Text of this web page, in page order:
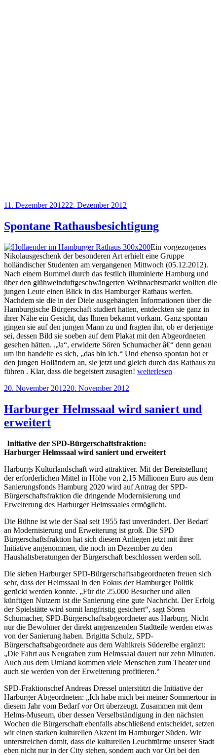
Veröffentlicht
11. Dezember 201222. Dezember 2012
Spontane Rathausbesichtigung
Ein vorgezogenes
Nikolausgeschenk der besonderen Art erhielt eine Gruppe
holländischer Studenten am vergangenen Mittwoch (05.12.2012).
Nach einem Bummel durch das festlich illuminierte Hamburg und
über den glühweinduftgeschwängerten Weihnachtsmarkt wollten die
jungen Leute einen Blick in das Hamburger Rathaus werfen.
Nachdem sie die in der Diele ausgehängten Informationen über die
Hamburgische Bürgerschaft studiert hatten, entdeckten sie ganz in
ihrer Nähe ein Gesicht, das Ihnen bekannt vorkam. Ganz spontan
gingen sie auf den jungen Mann zu und fragten ihn, ob er derjenige
sei, dessen Bild sie soeben auf dem Plakat mit den Abgeordneten
gesehen hätten. „Ja“, erwiderte Sören Schumacher â€“ denn genau
um ihn handelte es sich, „das bin ich.“ Und ebenso spontan bot er
den jungen Holländern an, sie jetzt und gleich durch das Rathaus zu
führen . Klar, dass die begeistert zusagten! „Spontane
weiterlesen
Veröffentlicht
20. November 201220. November 2012
Harburger Helmssaal wird saniert und
erweitert
Initiative der SPD-Bürgerschaftsfraktion:
Harburger Helmssaal wird saniert und erweitert
Harburgs Kulturlandschaft wird attraktiver. Mit der Bereitstellung
der erforderlichen Mittel in Höhe von 2,15 Millionen Euro aus dem
Sanierungsfonds Hamburg 2020 wird auf Antrag der SPD-
Bürgerschaftsfraktion die dringende Modernisierung und
Erweiterung des Harburger Helmssaales ermöglicht.
Die Bühne ist wie der Saal seit 1955 fast unverändert. Der Bedarf
an Modernisierung und Erweiterung ist groß. Die SPD
Bürgerschaftsfraktion hat sich diesem Anliegen jetzt mit ihrer
Initiative angenommen, die noch im Dezember zu den
Haushaltsberatungen der Bürgerschaft beschlossen werden soll.
Die sieben Harburger SPD-Bürgerschaftsabgeordneten freuen sich
sehr, dass der Helmssaal in den Fokus der Hamburger Politik
gerückt werden konnte. „Für die 25.000 Besucher und allen
künftigen Nutzern ist die Sanierung eine gute Nachricht. Der Erfolg
der Spielstätte wird somit langfristig gesichert“, sagt Sören
Schumacher, SPD-Bürgerschaftsabgeordneter aus Harburg. Nicht
nur die Bewohner der direkt angrenzenden Stadtteile werden etwas
von der Sanierung haben. Brigitta Schulz, SPD-
Bürgerschaftsabgeordnete aus dem Wahlkreis Süderelbe ergänzt:
„Die Fahrt aus Neugraben zum Helmssaal dauert nur zehn Minuten.
Auch aus dem Umland kommen viele Menschen zum Theater und
auch sie werden von der Erweiterung profitieren.“
SPD-Fraktionschef Andreas Dressel unterstützt die Initiative der
Harburger Abgeordneten: „Ich habe mich bei meiner Sommertour in
diesem Jahr vom Bedarf vor Ort überzeugt. Zusammen mit dem
Helms-Museum, über dessen Verselbständigung in den nächsten
Wochen die Bürgerschaft ebenfalls abschließend entscheidet, setzen
wir einen starken kulturellen Akzent im Hamburger Süden. Wir
unterstreichen damit, dass die kulturellen Leuchttürme unserer Stadt
eben nicht nur in der City stehen, sondern auch vor Ort bei den